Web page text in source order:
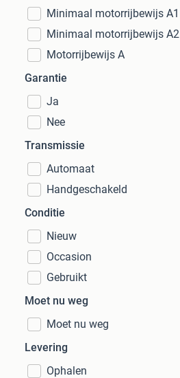
Minimaal motorrijbewijs A1
Minimaal motorrijbewijs A2
Motorrijbewijs A
Garantie
Ja
Nee
Transmissie
Automaat
Handgeschakeld
Conditie
Nieuw
Occasion
Gebruikt
Moet nu weg
Moet nu weg
Levering
Ophalen